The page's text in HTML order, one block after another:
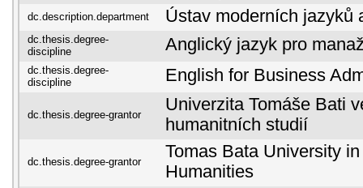
dc.description.department Ústav moderních jazyků
dc.thesis.degree-
discipline
Anglický jazyk pro
dc.thesis.degree-
discipline
English for Business
dc.thesis.degree-grantor
Univerzita Tomáše Bati
humanitních studií
dc.thesis.degree-grantor
Tomas Bata University
Humanities